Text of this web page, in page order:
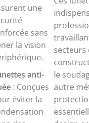
une
sans
la vision
anti-
: Conçues
éviter la
secteurs
le
autre